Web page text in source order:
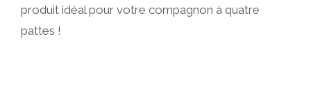
produit idéal pour votre compagnon à quatre
pattes !